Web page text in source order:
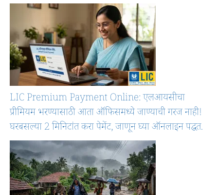
LIC Premium Payment Online: एलआयसीचा
प्रीमियम भरण्यासाठी आता ऑफिसमध्ये जाण्याची गरज नाही!
घरबसल्या 2 मिनिटांत करा पेमेंट, जाणून घ्या ऑनलाइन पद्धत.